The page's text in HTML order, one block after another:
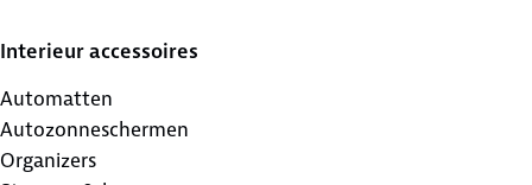
Interieur accessoires
Automatten
Autozonneschermen
Organizers